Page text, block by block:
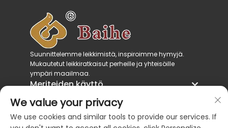
Suunnittelemme leikkimistä, inspiroimme hymyjä.
Mukautetut leikkiratkaisut perheille ja yhteisöille
ympäri maailmaa.
Meriteiden käyttö
Tuotekategoriat
Ota meihin yhteyttä
We value your privacy
We use cookies and similar tools to provide our services. If